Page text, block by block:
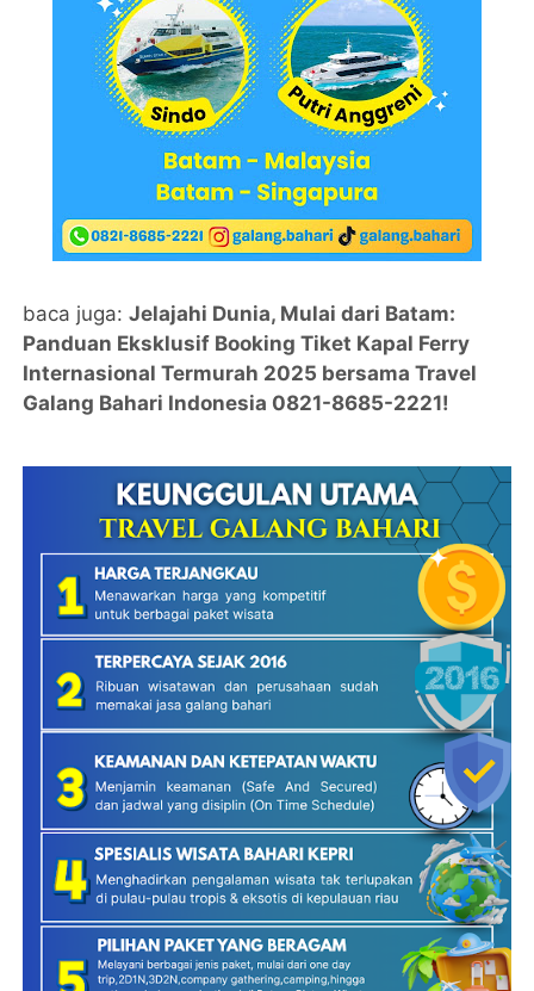
baca juga:Jelajahi Dunia, Mulai dari Batam:
Panduan Eksklusif Booking Tiket Kapal Ferry
Internasional Termurah 2025 bersama Travel
Galang Bahari Indonesia 0821-8685-2221!